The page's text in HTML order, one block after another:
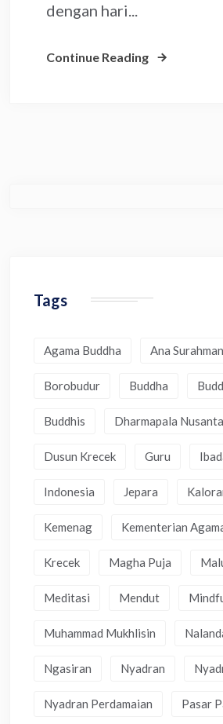
dengan hari...
Continue Reading
Tags
Agama Buddha Ana Surahman
Borobudur Buddha
Buddhis Dharmapala
Dusun Krecek Guru
Indonesia Jepara
Kemenag Kementerian
Krecek Magha Puja
Meditasi Mendut
Muhammad Mukhlisin
Ngasiran Nyadran
Nyadran Perdamaian Pasar